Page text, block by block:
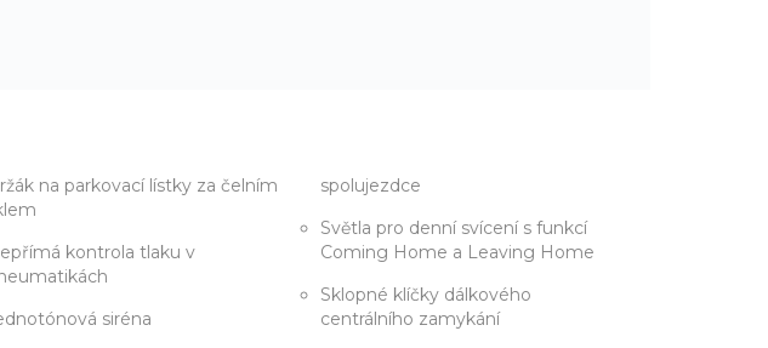
na parkovací lístky za čelním
kontrola tlaku v
siréna
spolujezdce
Světla pro denní svícení s funkcí
Coming Home a Leaving Home
Sklopné klíčky dálkového
centrálního zamykání